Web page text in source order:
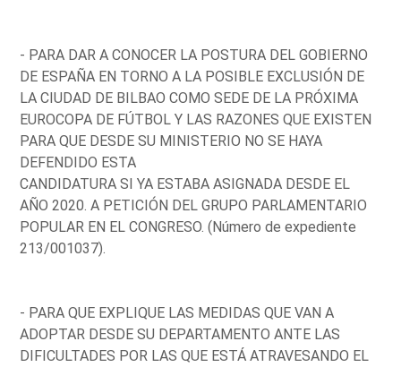
- PARA DAR A CONOCER LA POSTURA DEL GOBIERNO
DE ESPAÑA EN TORNO A LA POSIBLE EXCLUSIÓN DE
LA CIUDAD DE BILBAO COMO SEDE DE LA PRÓXIMA
EUROCOPA DE FÚTBOL Y LAS RAZONES QUE EXISTEN
PARA QUE DESDE SU MINISTERIO NO SE HAYA
DEFENDIDO ESTA
CANDIDATURA SI YA ESTABA ASIGNADA DESDE EL
AÑO 2020. A PETICIÓN DEL GRUPO PARLAMENTARIO
POPULAR EN EL CONGRESO. (Número de expediente
213/001037).
- PARA QUE EXPLIQUE LAS MEDIDAS QUE VAN A
ADOPTAR DESDE SU DEPARTAMENTO ANTE LAS
DIFICULTADES POR LAS QUE ESTÁ ATRAVESANDO EL